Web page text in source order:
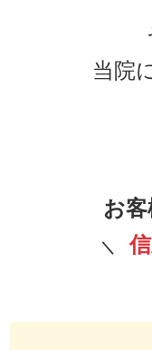
当院
お
＼